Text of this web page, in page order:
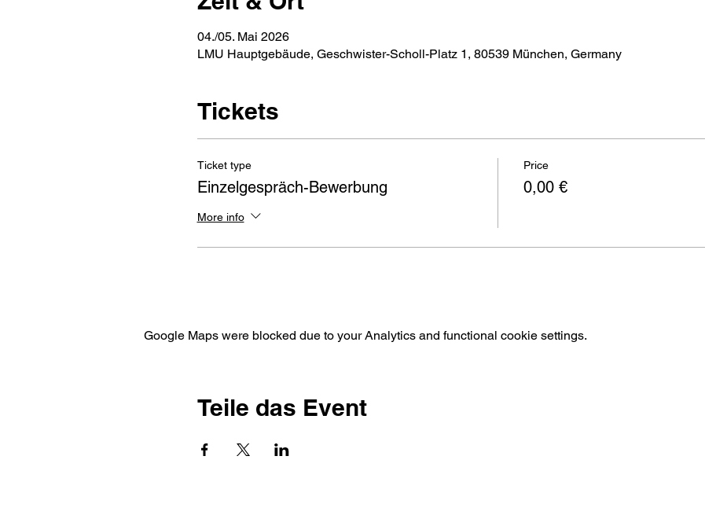
04./05. Mai 2026
LMU Hauptgebäude, Geschwister-Scholl-Platz 1, 80539 München, Germany
Tickets
Ticket type
Einzelgespräch-Bewerbung
More info
Price
0,00 €
Google Maps were blocked due to your Analytics and functional cookie settings.
Teile das Event